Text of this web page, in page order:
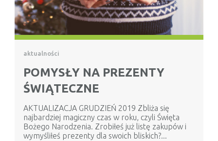
aktualności
POMYSŁY NA PREZENTY
ŚWIĄTECZNE
AKTUALIZACJA GRUDZIEŃ 2019 Zbliża się
najbardziej magiczny czas w roku, czyli Święta
Bożego Narodzenia. Zrobiłeś już listę zakupów i
wymyśliłeś prezenty dla swoich bliskich?...